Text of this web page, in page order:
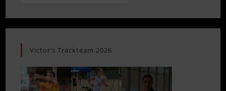
Victor’s Trackteam 2026